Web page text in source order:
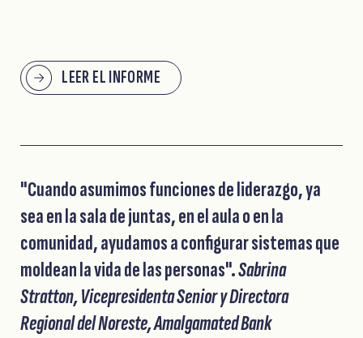
LEER EL INFORME
"Cuando asumimos funciones de liderazgo, ya
sea en la sala de juntas, en el aula o en la
comunidad, ayudamos a configurar sistemas que
moldean la vida de las personas".Sabrina
Stratton, Vicepresidenta Senior y Directora
Regional del Noreste, Amalgamated Bank